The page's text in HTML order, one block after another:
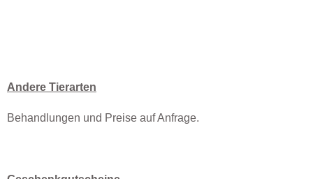
Andere Tierarten
Behandlungen und Preise auf Anfrage.